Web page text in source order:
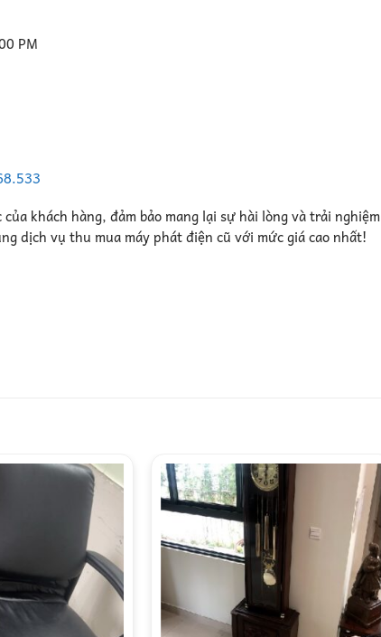
PM
khách hàng, đảm bảo mang lại sự hài lòng và trải nghiệm
dịch vụ thu mua máy phát điện cũ với mức giá cao nhất!